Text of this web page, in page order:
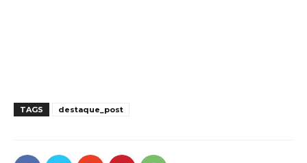
TAGS destaque_post